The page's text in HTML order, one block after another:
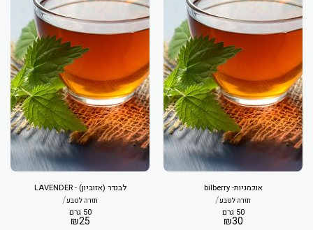
אוכמניות- bilberry
חזרה לטבע/
50 גרם
₪30
לבנדר (אזוביון) - LAVENDER
חזרה לטבע/
50 גרם
₪25